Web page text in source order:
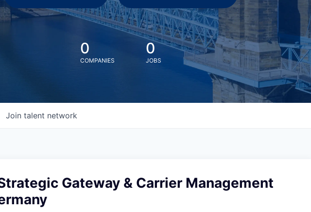
0
COMPANIES
0
JOBS
Join talent network
Gateway & Carrier Management